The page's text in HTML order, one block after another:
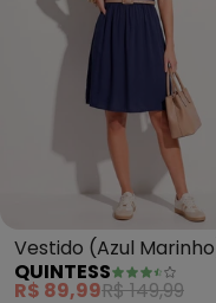
Vestido (Azul
em Viscose Plana
QUINTESS
R$ 89,99R$ 149,99